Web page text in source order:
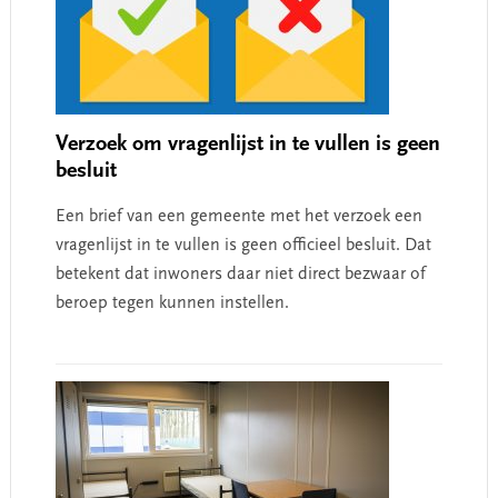
Verzoek om vragenlijst in te vullen is geen
besluit
Een brief van een gemeente met het verzoek een
vragenlijst in te vullen is geen officieel besluit. Dat
betekent dat inwoners daar niet direct bezwaar of
beroep tegen kunnen instellen.